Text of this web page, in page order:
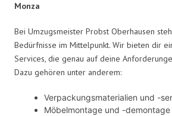
Monza
Bei Umzugsmeister Probst Oberhausen
Bedürfnisse im Mittelpunkt. Wir bieten dir
Services, die genau auf deine
Dazu gehören unter anderem:
Verpackungsmaterialien und -
Möbelmontage und -demontage